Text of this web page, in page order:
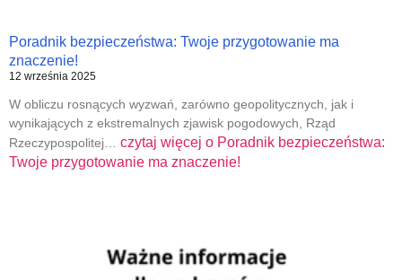
Poradnik bezpieczeństwa: Twoje przygotowanie ma
znaczenie!
12 września 2025
W obliczu rosnących wyzwań, zarówno geopolitycznych, jak i
wynikających z ekstremalnych zjawisk pogodowych, Rząd
Rzeczypospolitej… czytaj więcej o Poradnik bezpieczeństwa:
Twoje przygotowanie ma znaczenie!